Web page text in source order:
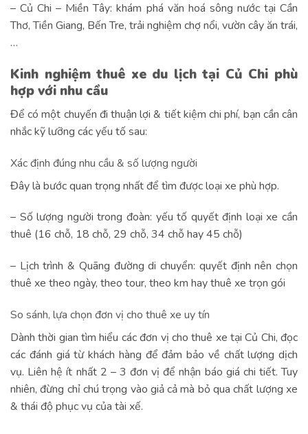
– Củ Chi – Miền Tây: khám phá văn hoá sông nước tại Cần
Thơ, Tiền Giang, Bến Tre, trải nghiệm chợ nổi, vườn cây ăn trái,
…
Kinh nghiệm thuê xe du lịch tại Củ Chi phù
hợp với nhu cầu
Để có một chuyến đi thuận lợi & tiết kiệm chi phí, bạn cần cân
nhắc kỹ lưỡng các yếu tố sau:
Xác định đúng nhu cầu & số lượng người
Đây là bước quan trọng nhất để tìm được loại xe phù hợp.
– Số lượng người trong đoàn: yếu tố quyết định loại xe cần
thuê (16 chỗ, 18 chỗ, 29 chỗ, 34 chỗ hay 45 chỗ)
– Lịch trình & Quãng đường di chuyển: quyết định nên chọn
thuê xe theo ngày, theo tour, theo km hay thuê xe trọn gói
So sánh, lựa chọn đơn vị cho thuê xe uy tín
Dành thời gian tìm hiểu các đơn vị cho thuê xe tại Củ Chi, đọc
các đánh giá từ khách hàng để đảm bảo về chất lượng dịch
vụ. Liên hệ ít nhất 2 – 3 đơn vị để nhận báo giá chi tiết. Tuy
nhiên, đừng chỉ chú trọng vào giả cả mà bỏ qua chất lượng xe
& thái độ phục vụ của tài xế.